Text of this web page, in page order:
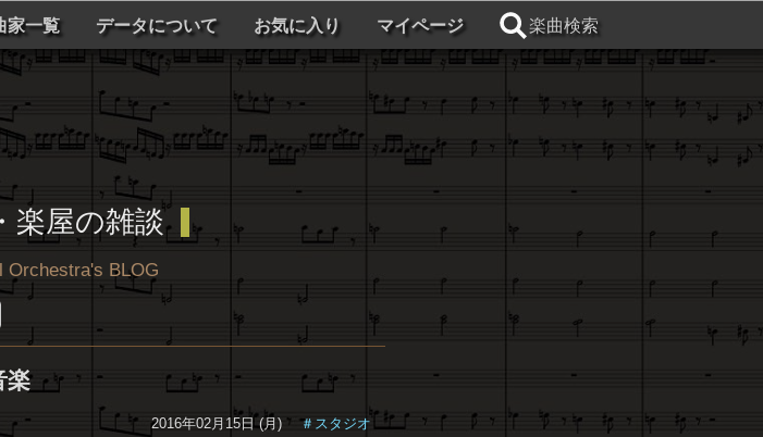
家一覧 データについて お気に入り マイページ 楽曲検索
楽屋の雑談
Orchestra's BLOG
楽
2016年02月15日 (月) ＃スタジオ